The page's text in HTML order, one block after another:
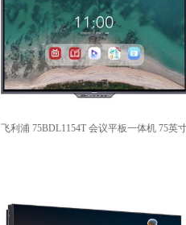
飞利浦 75BDL1154T 会议平板一体机 75英